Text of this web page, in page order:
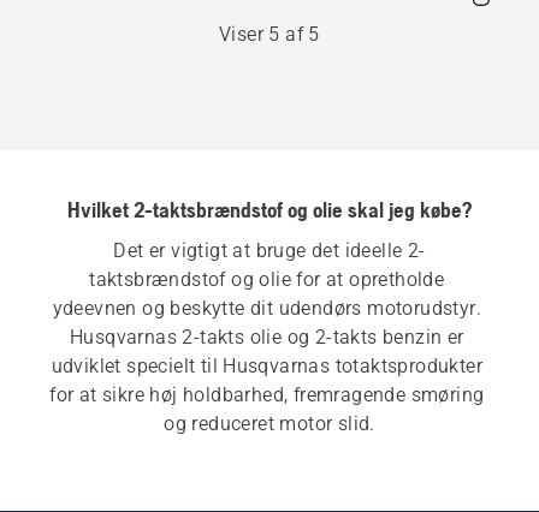
Viser 5 af 5
Hvilket 2-taktsbrændstof og olie skal jeg købe?
Det er vigtigt at bruge det ideelle 2-
taktsbrændstof og olie for at opretholde
ydeevnen og beskytte dit udendørs motorudstyr.
Husqvarnas 2-takts olie og 2-takts benzin er
udviklet specielt til Husqvarnas totaktsprodukter
for at sikre høj holdbarhed, fremragende smøring
og reduceret motor slid.